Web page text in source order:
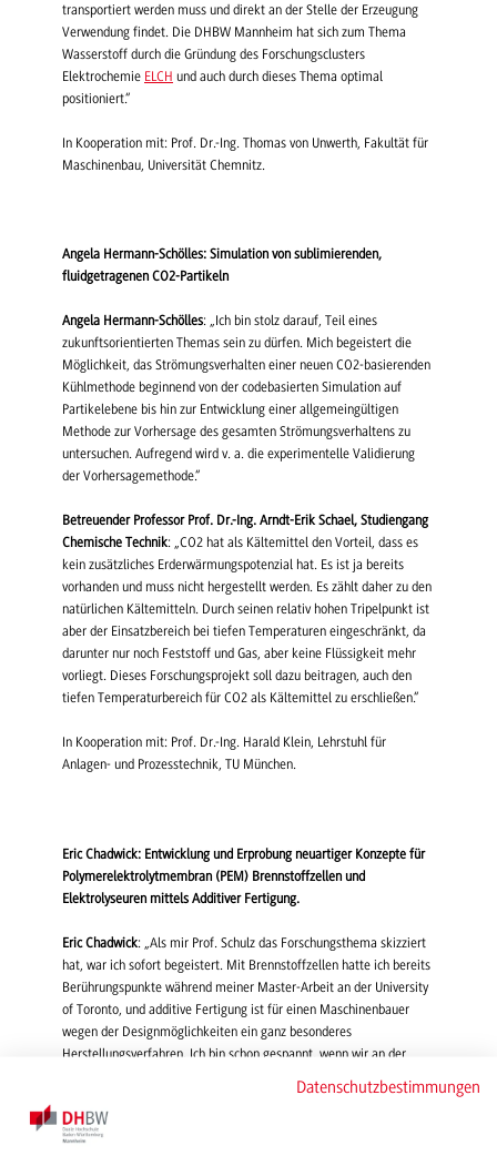
transportiert werden muss und direkt an der Stelle der Erzeugung
Verwendung findet. Die DHBW Mannheim hat sich zum Thema
Wasserstoff durch die Gründung des Forschungsclusters
Elektrochemie ELCH und auch durch dieses Thema optimal
positioniert.“
In Kooperation mit: Prof. Dr.-Ing. Thomas von Unwerth, Fakultät für
Maschinenbau, Universität Chemnitz.
Angela Hermann-Schölles: Simulation von sublimierenden,
fluidgetragenen CO2-Partikeln
Angela Hermann-Schölles: „Ich bin stolz darauf, Teil eines
zukunftsorientierten Themas sein zu dürfen. Mich begeistert die
Möglichkeit, das Strömungsverhalten einer neuen CO2-basierenden
Kühlmethode beginnend von der codebasierten Simulation auf
Partikelebene bis hin zur Entwicklung einer allgemeingültigen
Methode zur Vorhersage des gesamten Strömungsverhaltens zu
untersuchen. Aufregend wird v. a. die experimentelle Validierung
der Vorhersagemethode.“
Betreuender Professor Prof. Dr.-Ing. Arndt-Erik Schael, Studiengang
Chemische Technik: „CO2 hat als Kältemittel den Vorteil, dass es
kein zusätzliches Erderwärmungspotenzial hat. Es ist ja bereits
vorhanden und muss nicht hergestellt werden. Es zählt daher zu den
natürlichen Kältemitteln. Durch seinen relativ hohen Tripelpunkt ist
aber der Einsatzbereich bei tiefen Temperaturen eingeschränkt, da
darunter nur noch Feststoff und Gas, aber keine Flüssigkeit mehr
vorliegt. Dieses Forschungsprojekt soll dazu beitragen, auch den
tiefen Temperaturbereich für CO2 als Kältemittel zu erschließen.“
In Kooperation mit: Prof. Dr.-Ing. Harald Klein, Lehrstuhl für
Anlagen- und Prozesstechnik, TU München.
Eric Chadwick: Entwicklung und Erprobung neuartiger Konzepte für
Polymerelektrolytmembran (PEM) Brennstoffzellen und
Elektrolyseuren mittels Additiver Fertigung.
Eric Chadwick: „Als mir Prof. Schulz das Forschungsthema skizziert
hat, war ich sofort begeistert. Mit Brennstoffzellen hatte ich bereits
Berührungspunkte während meiner Master-Arbeit an der University
of Toronto, und additive Fertigung ist für einen Maschinenbauer
wegen der Designmöglichkeiten ein ganz besonderes
Herstellungsverfahren. Ich bin schon gespannt, wenn wir an der
DHBW Mannheim die ersten Teile mit dem neuen 3D-Metalldrucker
Betreuender Professor Prof. Dr. Volker Schulz, Studiengang
Datenschutzbestimmungen